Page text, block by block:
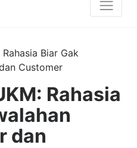
Biar Gak
Customer
Rahasia
dan